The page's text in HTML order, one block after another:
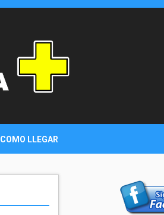
COMO LLEGAR